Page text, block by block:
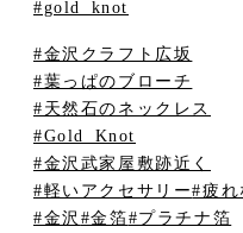
#gold_knot
#金沢クラフト広坂
#葉っぱのブローチ
#天然石のネックレス
#Gold_Knot
#金沢武家屋敷跡近く
#軽いアクセサリー#疲れ
#金沢 #金箔#プラチナ箔